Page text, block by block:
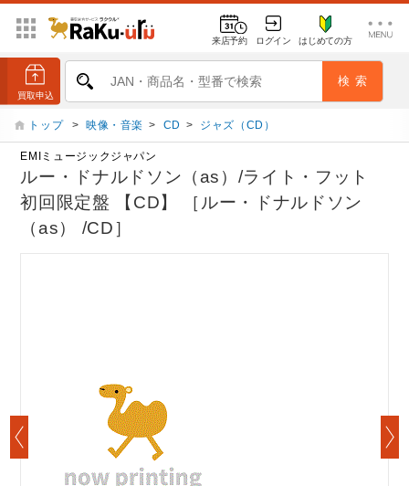
来店予約 ログイン はじめての方
トップ > 映像・音楽 > CD > ジャズ（CD）
EMIミュージックジャパン
ルー・ドナルドソン（as）/ライト・フット
初回限定盤 【CD】 ［ルー・ドナルドソン
（as） /CD］